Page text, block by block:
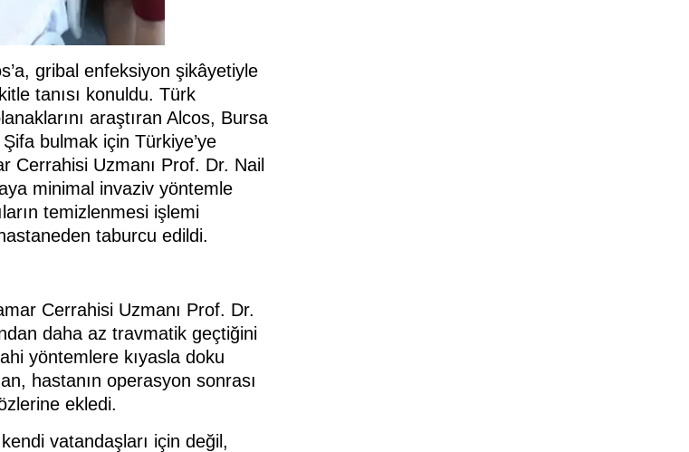
gribal enfeksiyon şikâyetiyle
tanısı konuldu. Türk
araştıran Alcos, Bursa
Şifa bulmak için Türkiye’ye
Cerrahisi Uzmanı Prof. Dr. Nail
minimal invaziv yöntemle
temizlenmesi işlemi
taburcu edildi.
Cerrahisi Uzmanı Prof. Dr.
daha az travmatik geçtiğini
yöntemlere kıyasla doku
hastanın operasyon sonrası
ekledi.
vatandaşları için değil,